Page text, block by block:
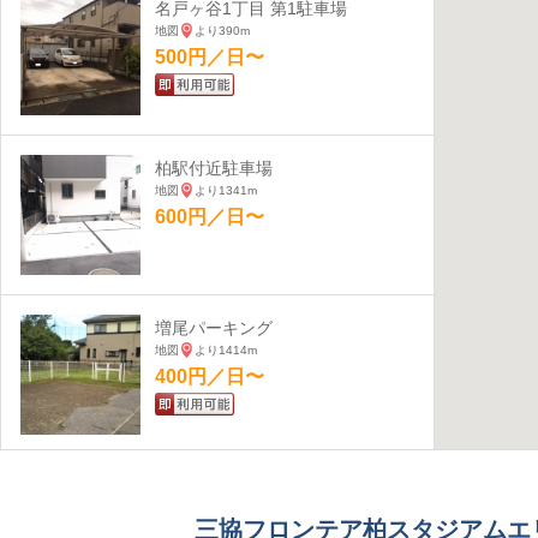
名戸ヶ谷1丁目 第1駐車場
地図 より390m
500円／日〜
柏駅付近駐車場
地図 より1341m
600円／日〜
増尾パーキング
地図 より1414m
400円／日〜
三協フロンテア柏スタジアムエ